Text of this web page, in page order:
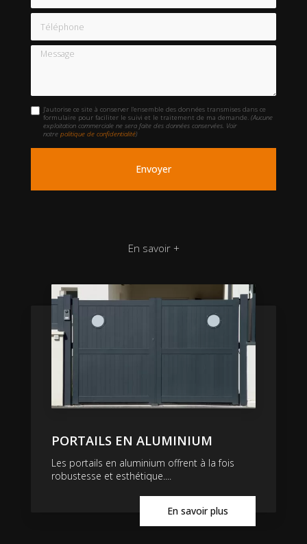
Téléphone
Message
J'autorise ce site à conserver l'ensemble des données transmises dans ce
formulaire pour faciliter le suivi et le traitement de ma demande.(Aucune
exploitation commerciale ne sera faite des données conservées. Voir
notrepolitique de confidentialité)
En savoir +
PORTAILS EN ALUMINIUM
Les portails en aluminium offrent à la fois
robustesse et esthétique....
En savoir plus